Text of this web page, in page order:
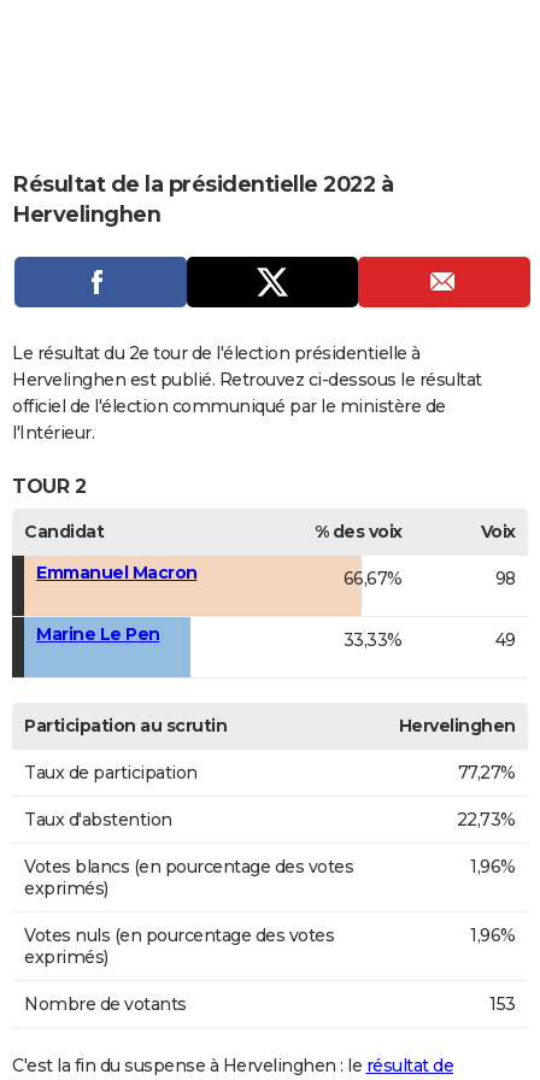
CARTE DE VOEUX
Carte de Noël
Carte Bonne année
Carte Saint-Valentin
Carte Pâques
Carte d'anniversaire
DICTIONNAIRE
Dictionnaire
Biographies
Expressions
Proverbes
PROGRAMME TV
S'inscrire
Se connecter
Lycées
Collèges
Primaires
Universités
Entreprises
Service militaire
Avis de recherche
AVIS DE DÉCÈS
Résultat de la présidentielle 2022 à
Hervelinghen
Le résultat du 2e tour de l'élection présidentielle à
Hervelinghen est publié. Retrouvez ci-dessous le résultat
officiel de l'élection communiqué par le ministère de
l'Intérieur.
TOUR 2
Candidat % des voix
Voix
Emmanuel Macron
66,67% 98
Marine Le Pen 33,33% 49
Participation au scrutin Hervelinghen
Taux de participation 77,27%
Taux d'abstention 22,73%
Votes blancs (en pourcentage des votes
exprimés)
1,96%
Votes nuls (en pourcentage des votes
exprimés)
1,96%
Nombre de votants 153
C'est la fin du suspense à Hervelinghen : le résultat de